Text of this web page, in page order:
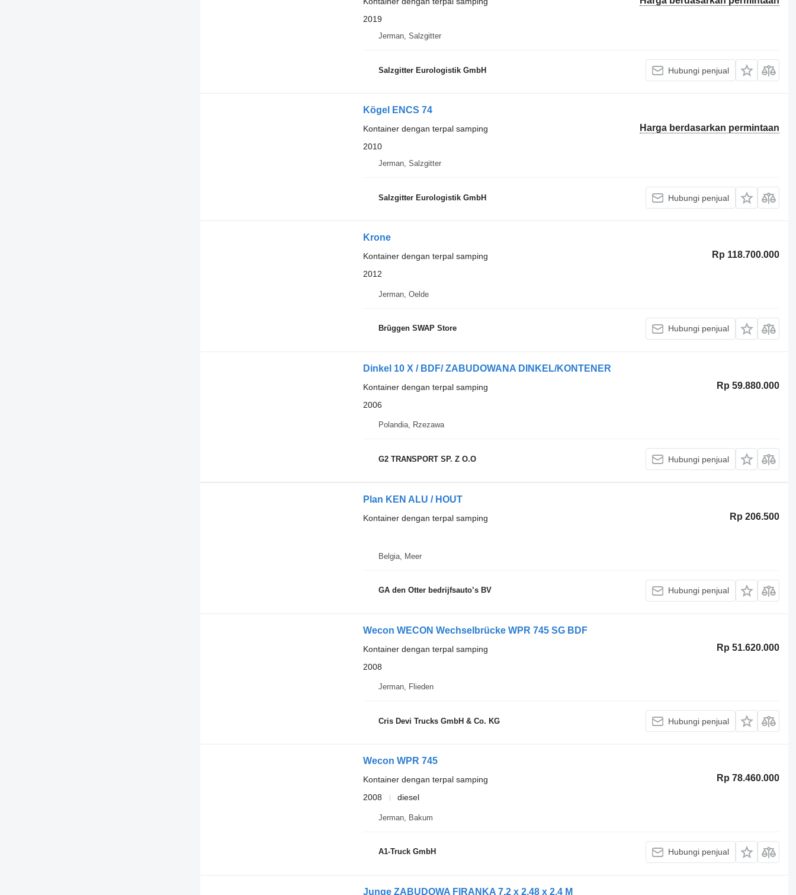
2019
Jerman, Salzgitter
Salzgitter Eurologistik GmbH Hubungi penjual
Kögel ENCS 74
Harga berdasarkan permintaan
Kontainer dengan terpal samping
2010
Jerman, Salzgitter
Salzgitter Eurologistik GmbH Hubungi penjual
Krone
Rp 118.700.000
Kontainer dengan terpal samping
2012
Jerman, Oelde
Brüggen SWAP Store Hubungi penjual
Dinkel 10 X / BDF/ ZABUDOWANA DINKEL/KONTENER
Rp 59.880.000
Kontainer dengan terpal samping
2006
Polandia, Rzezawa
G2 TRANSPORT SP. Z O.O Hubungi penjual
Plan KEN ALU / HOUT
Rp 206.500
Kontainer dengan terpal samping
Belgia, Meer
GA den Otter bedrijfsauto’s BV Hubungi penjual
Wecon WECON Wechselbrücke WPR 745 SG BDF
Rp 51.620.000
Kontainer dengan terpal samping
2008
Jerman, Flieden
Cris Devi Trucks GmbH & Co. KG Hubungi penjual
Wecon WPR 745
Rp 78.460.000
Kontainer dengan terpal samping
2008
diesel
Jerman, Bakum
A1-Truck GmbH Hubungi penjual
Junge ZABUDOWA FIRANKA 7,2 x 2,48 x 2,4 M